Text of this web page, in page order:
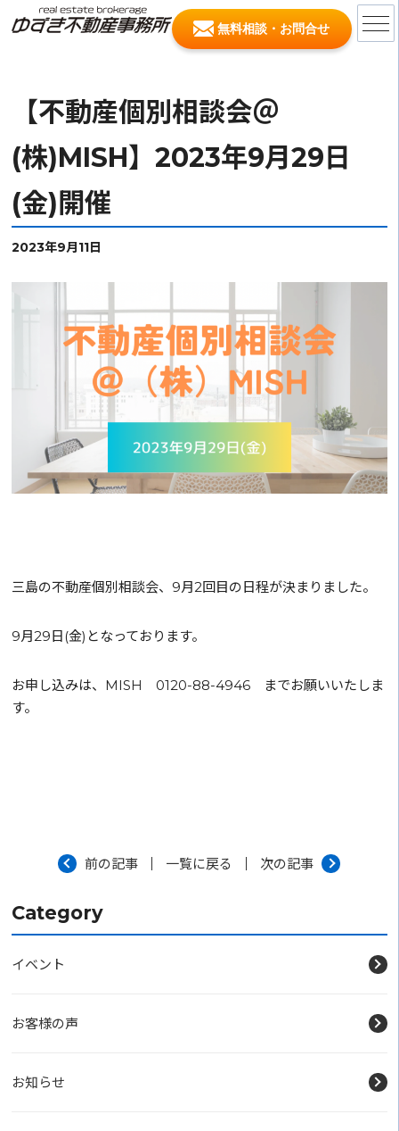
無料相談・お問合せ
【不動産個別相談会＠
(株)MISH】2023年9月29日
(金)開催
2023年9月11日
三島の不動産個別相談会、9月2回目の日程が決まりました。
9月29日(金)となっております。
お申し込みは、MISH 0120-88-4946 までお願いいたしま
す。
前の記事 一覧に戻る 次の記事
Category
イベント
お客様の声
お知らせ